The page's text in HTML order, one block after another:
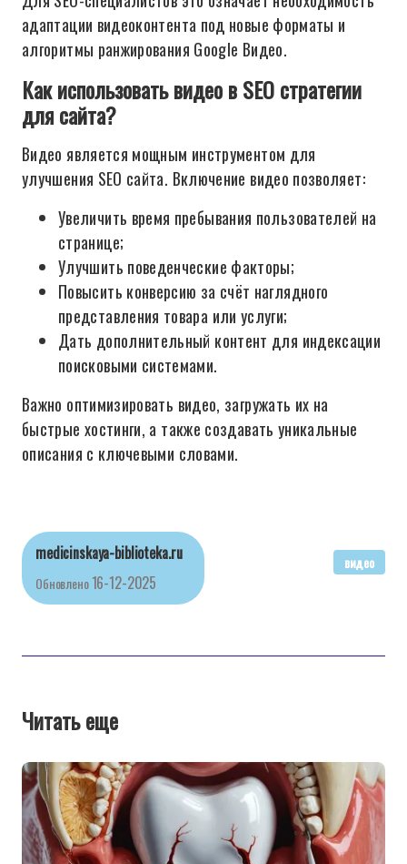
адаптации видеоконтента под новые форматы и
алгоритмы ранжирования Google Видео.
Как использовать видео в SEO стратегии
для сайта?
Видео является мощным инструментом для
улучшения SEO сайта. Включение видео позволяет:
Увеличить время пребывания пользователей на
странице;
Улучшить поведенческие факторы;
Повысить конверсию за счёт наглядного
представления товара или услуги;
Дать дополнительный контент для индексации
поисковыми системами.
Важно оптимизировать видео, загружать их на
быстрые хостинги, а также создавать уникальные
описания с ключевыми словами.
medicinskaya-biblioteka.ru
Обновлено16-12-2025
видео
Читать еще